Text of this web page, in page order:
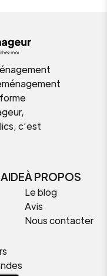
c’est
À PROPOS
Le blog
Avis
Nous contacter